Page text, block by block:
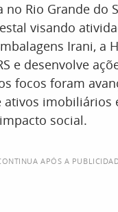
no Rio Grande do
visando
Irani, a
e desenvolve
focos foram
ativos imobiliários
social.
APÓS A